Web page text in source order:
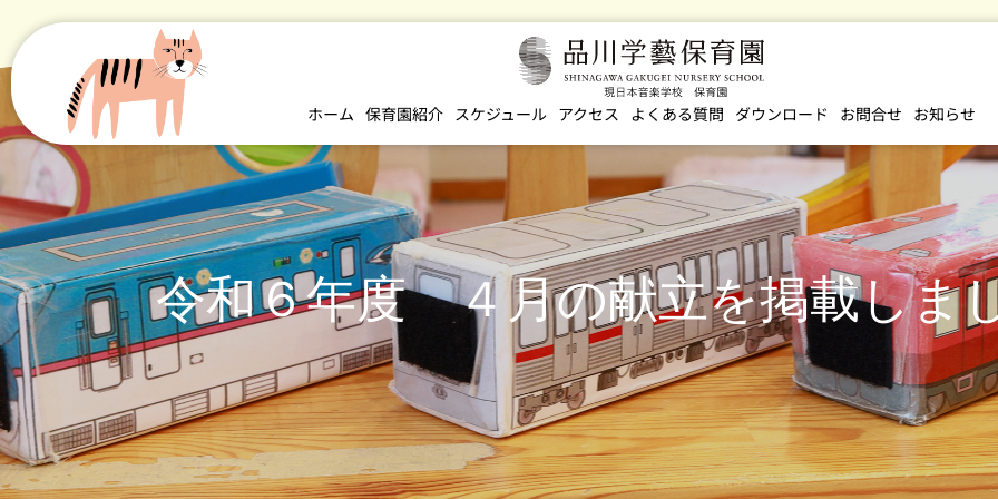
ホーム 保育園紹介 スケジュール アクセス よくある質問 ダウンロード お問合せ お知らせ
令和６年度 ４月の献立を掲載しま